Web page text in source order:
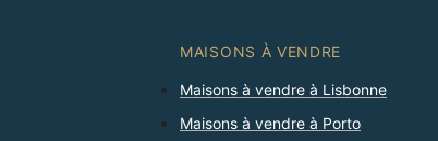
MAISONS À VENDRE
Maisons à vendre à Lisbonne
Maisons à vendre à Porto